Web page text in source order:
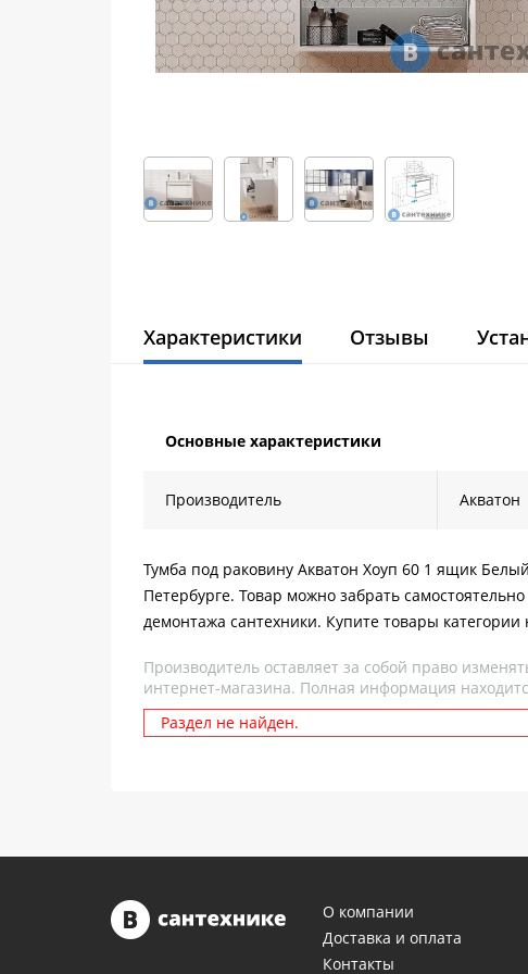
Характеристики Отзывы
Основные характеристики
Производитель Акватон
Тумба под раковину Акватон Хоуп 60 1 ящик
Петербурге. Товар можно забрать
демонтажа сантехники. Купите товары
Производитель оставляет за собой право
интернет-магазина. Полная информация
Раздел не найден.
О компании
Доставка и оплата
Контакты